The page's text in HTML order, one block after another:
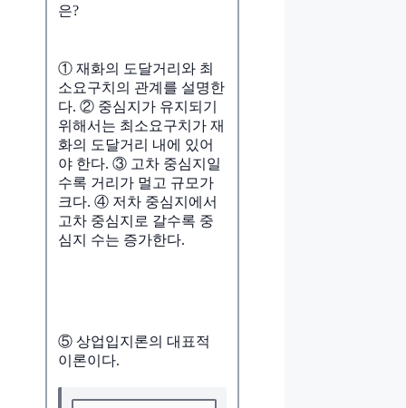
은?
① 재화의 도달거리와 최
소요구치의 관계를 설명한
다. ② 중심지가 유지되기
위해서는 최소요구치가 재
화의 도달거리 내에 있어
야 한다. ③ 고차 중심지일
수록 거리가 멀고 규모가
크다. ④ 저차 중심지에서
고차 중심지로 갈수록 중
심지 수는 증가한다.
⑤ 상업입지론의 대표적
이론이다.